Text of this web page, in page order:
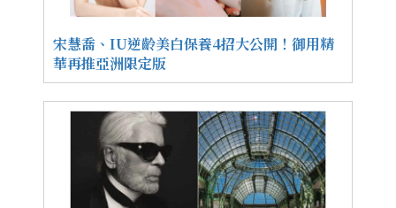
宋慧喬、IU逆齡美白保養4招大公開！御用精
華再推亞洲限定版